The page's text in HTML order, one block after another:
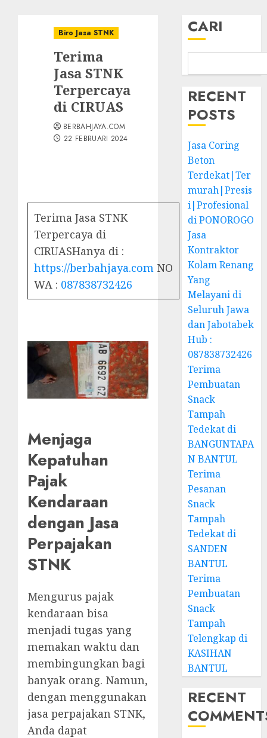
Biro Jasa STNK
Terima
Jasa STNK
Terpercaya
di CIRUAS
BERBAHJAYA.COM
22 FEBRUARI 2024
Terima Jasa STNK
Terpercaya di
CIRUASHanya di :
https://berbahjaya.com NO
WA : 087838732426
Menjaga
Kepatuhan
Pajak
Kendaraan
dengan Jasa
Perpajakan
STNK
Mengurus pajak
kendaraan bisa
menjadi tugas yang
memakan waktu dan
membingungkan bagi
banyak orang. Namun,
dengan menggunakan
jasa perpajakan STNK,
Anda dapat
CARI
RECENT
POSTS
Jasa Coring
Beton
Terdekat|Ter
murah|Presis
i|Profesional
di PONOROGO
Jasa
Kontraktor
Kolam Renang
Yang
Melayani di
Seluruh Jawa
dan Jabotabek
Hub :
087838732426
Terima
Pembuatan
Snack
Tampah
Tedekat di
BANGUNTAPA
N BANTUL
Terima
Pesanan
Snack
Tampah
Tedekat di
SANDEN
BANTUL
Terima
Pembuatan
Snack
Tampah
Telengkap di
KASIHAN
BANTUL
RECENT